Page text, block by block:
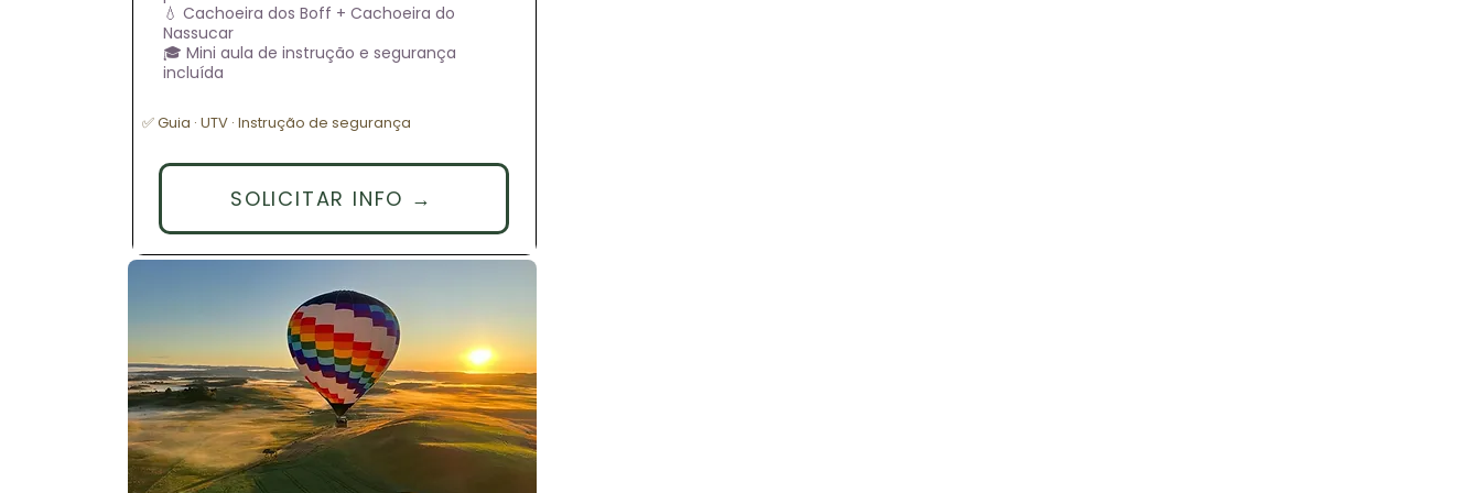
💧 Cachoeira dos Boff + Cachoeira do
Nassucar
🎓 Mini aula de instrução e segurança
incluída
✅ Guia · UTV · Instrução de segurança
SOLICITAR INFO →